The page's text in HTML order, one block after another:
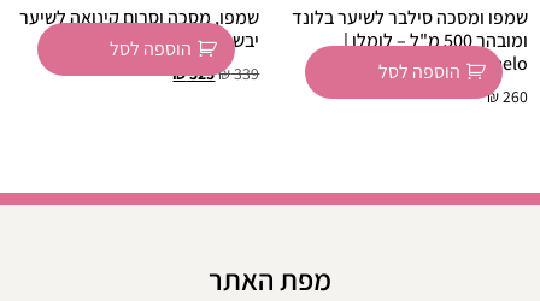
שמפו ומסכה סילבר לשיער בלונד
ומובהר 500 מ"ל – לומלו |
Lomelo
₪260
הוספה לסל
שמפו, מסכה וסרום קינואה לשיער
יבש ופגום 911 ביוטופ BIOTOP
₪339
₪325
הוספה לסל
מפת האתר